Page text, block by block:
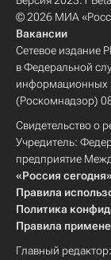
© 2026 МИА
Вакансии
Сетевое издание
в Федеральной
информационных
(Роскомнадзор)
Свидетельство о
Учредитель:
предприятие
«Россия сегодня»
Правила
Политика
Правила
Главный редактор: